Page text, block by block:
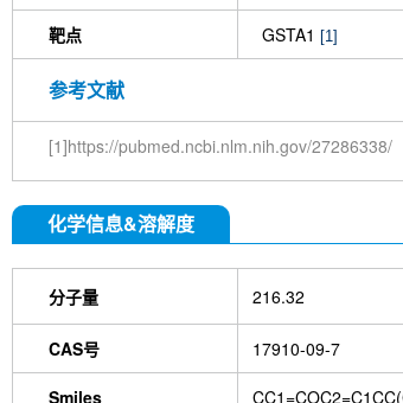
靶点 GSTA1 [1]
参考文献
[1]https://pubmed.ncbi.nlm.nih.gov/27286338/
化学信息&溶解度
分子量 216.32
CAS号 17910-09-7
Smiles